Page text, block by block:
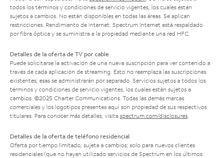
todos los términos y condiciones de servicio vigentes, los cuales están
sujetos a cambios. No están disponibles en todas las áreas. Se aplican
restricciones. Rendimiento de Internet: Spectrum Internet está respaldado
por fibra óptica y se suministra a la propiedad mediante una red HFC.
Detalles de la oferta de TV por cable
Puede solicitarse la activación de una nueva suscripción para ver contenido a
través de cada aplicación de streaming. Esto no reemplaza las suscripciones
existentes; esas se administrarán por separado. Servicios sujetos a todos los
términos y condiciones de servicio vigentes, los cuales están sujetos a
cambios. ©2025 Charter Communications. Todas las demás marcas
comerciales y los logotipos presentes aquí son propiedad de sus respectivos
titulares. Para conocer más detalles, visita spectrum.com/disclosures
Detalles de la oferta de teléfono residencial
Oferta por tiempo limitado; sujeta a cambios; solo para nuevos clientes
residenciales (que no hayan utilizado servicios de Spectrum en los últimos